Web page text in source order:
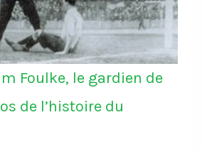
Foulke, le gardien de
de l’histoire du